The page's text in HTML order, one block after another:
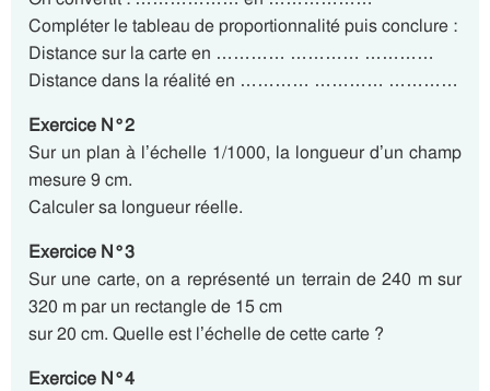
Compléter le tableau de proportionnalité puis conclure :
Distance sur la carte en ………… ………… …………
Distance dans la réalité en ………… ………… …………
Exercice N°2
Sur un plan à l’échelle 1/1000, la longueur d’un champ
mesure 9 cm.
Calculer sa longueur réelle.
Exercice N°3
Sur une carte, on a représenté un terrain de 240 m sur
320 m par un rectangle de 15 cm
sur 20 cm. Quelle est l’échelle de cette carte ?
Exercice N°4